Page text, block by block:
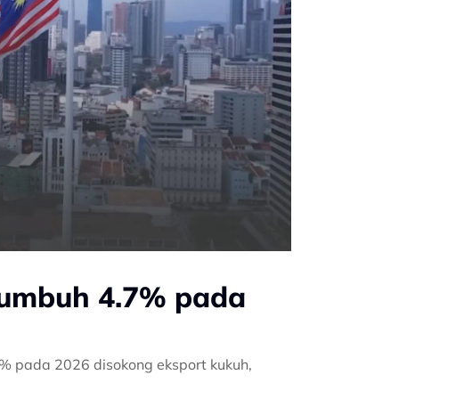
4.7% pada
pada 2026 disokong eksport kukuh,